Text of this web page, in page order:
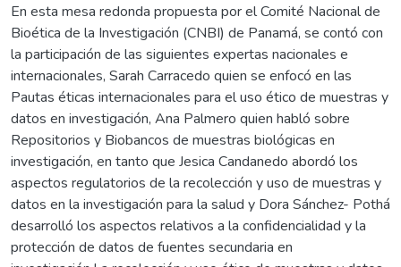
En esta mesa redonda propuesta por el Comité Nacional de
Bioética de la Investigación (CNBI) de Panamá, se contó con
la participación de las siguientes expertas nacionales e
internacionales, Sarah Carracedo quien se enfocó en las
Pautas éticas internacionales para el uso ético de muestras y
datos en investigación, Ana Palmero quien habló sobre
Repositorios y Biobancos de muestras biológicas en
investigación, en tanto que Jesica Candanedo abordó los
aspectos regulatorios de la recolección y uso de muestras y
datos en la investigación para la salud y Dora Sánchez- Pothá
desarrolló los aspectos relativos a la confidencialidad y la
protección de datos de fuentes secundaria en